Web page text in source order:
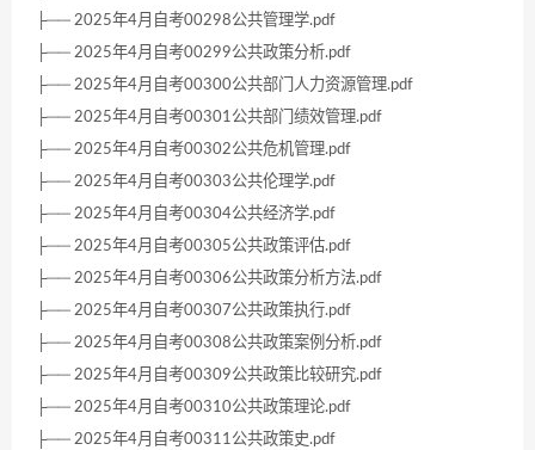
├── 2025年4月自考00298公共管理学.pdf
├── 2025年4月自考00299公共政策分析.pdf
├── 2025年4月自考00300公共部门人力资源管理.pdf
├── 2025年4月自考00301公共部门绩效管理.pdf
├── 2025年4月自考00302公共危机管理.pdf
├── 2025年4月自考00303公共伦理学.pdf
├── 2025年4月自考00304公共经济学.pdf
├── 2025年4月自考00305公共政策评估.pdf
├── 2025年4月自考00306公共政策分析方法.pdf
├── 2025年4月自考00307公共政策执行.pdf
├── 2025年4月自考00308公共政策案例分析.pdf
├── 2025年4月自考00309公共政策比较研究.pdf
├── 2025年4月自考00310公共政策理论.pdf
├── 2025年4月自考00311公共政策史.pdf